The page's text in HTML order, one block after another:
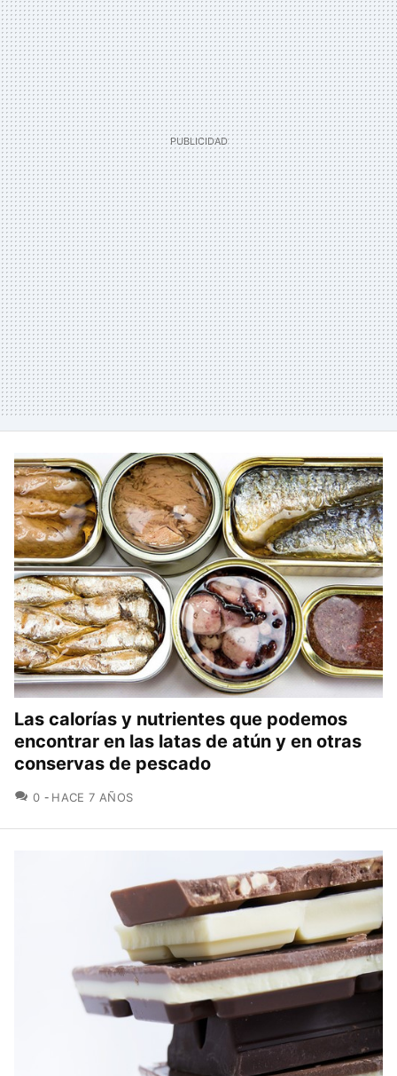
Las calorías y nutrientes que podemos
encontrar en las latas de atún y en otras
conservas de pescado
0 COMENTARIOS
HACE 7 AÑOS